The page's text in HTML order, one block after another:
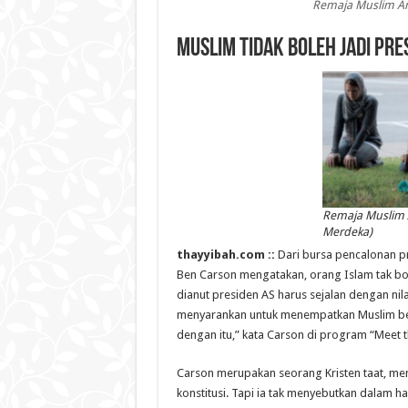
Remaja Muslim
Muslim Tidak Boleh Jadi
Remaja Muslim
Merdeka)
thayyibah.com :: Dari bursa pencalonan
Ben Carson mengatakan, orang Islam tak
dianut presiden AS harus sejalan dengan
menyarankan untuk menempatkan Muslim
dengan itu,” kata Carson di program “Meet
Carson merupakan seorang Kristen taat,
konstitusi. Tapi ia tak menyebutkan dalam